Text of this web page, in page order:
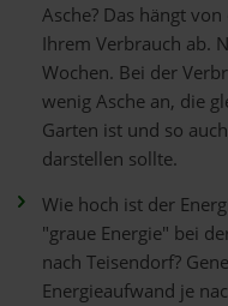
Asche? Das hängt
Ihrem Verbrauch ab.
Wochen. Bei der
wenig Asche an, die
Garten ist und so
darstellen sollte.
Wie hoch ist der
"graue Energie" bei
nach Teisendorf?
Energieaufwand je